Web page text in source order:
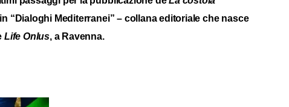
“Dialoghi Mediterranei” – collana editoriale che nasce
Life Onlus, a Ravenna.